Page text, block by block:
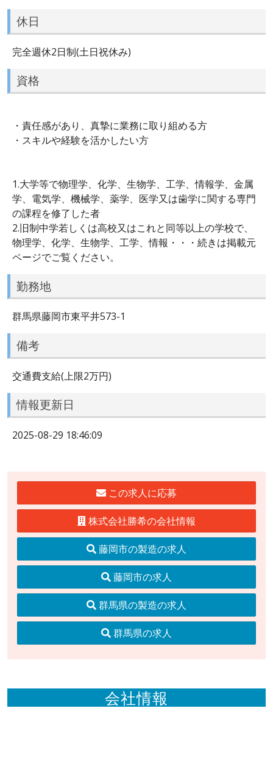
休日
完全週休2日制(土日祝休み)
資格
・責任感があり、真摯に業務に取り組める方
・スキルや経験を活かしたい方
1.大学等で物理学、化学、生物学、工学、情報学、金属
学、電気学、機械学、薬学、医学又は歯学に関する専門
の課程を修了した者
2.旧制中学若しくは高校又はこれと同等以上の学校で、
物理学、化学、生物学、工学、情報・・・続きは掲載元
ページでご覧ください。
勤務地
群馬県藤岡市東平井573-1
備考
交通費支給(上限2万円)
情報更新日
2025-08-29 18:46:09
この求人に応募
株式会社勝希の会社情報
藤岡市の製造の求人
藤岡市の求人
群馬県の製造の求人
群馬県の求人
会社情報